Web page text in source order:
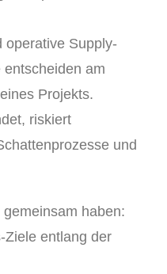
operative Supply-
entscheiden am
Projekts.
riskiert
und
haben:
entlang der